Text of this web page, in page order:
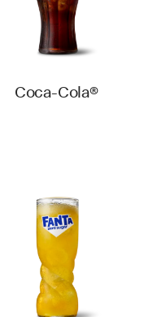
Coca-Cola®